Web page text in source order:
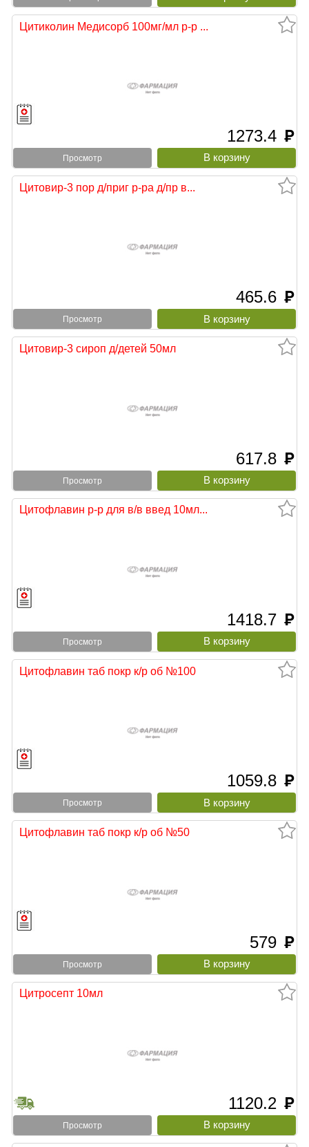
Цитиколин Медисорб 100мг/мл р-р ...
1273.4 руб
Просмотр
Цитовир-3 пор д/приг р-ра д/пр в...
465.6 руб
Просмотр
Цитовир-3 сироп д/детей 50мл
617.8 руб
Просмотр
Цитофлавин р-р для в/в введ 10мл...
1418.7 руб
Просмотр
Цитофлавин таб покр к/р об №100
1059.8 руб
Просмотр
Цитофлавин таб покр к/р об №50
579 руб
Просмотр
Цитросепт 10мл
1120.2 руб
Просмотр